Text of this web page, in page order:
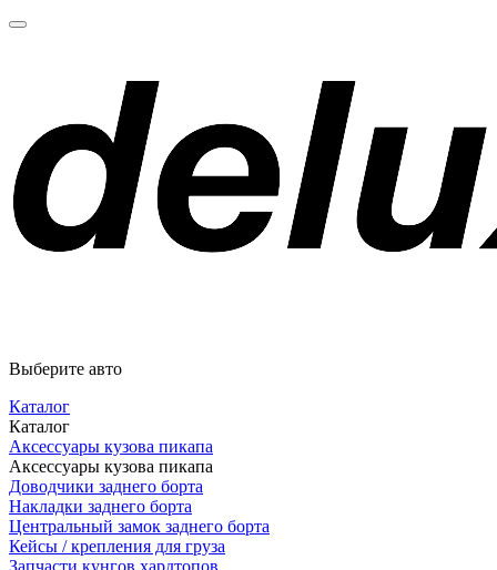
Выберите авто
Каталог
Каталог
Аксессуары кузова пикапа
Аксессуары кузова пикапа
Доводчики заднего борта
Накладки заднего борта
Центральный замок заднего борта
Кейсы / крепления для груза
Запчасти кунгов хардтопов